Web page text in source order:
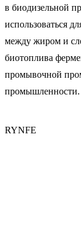
в биодизельной
использоваться
между жиром и
биотоплива
промывочной
промышленности.
RYNFE